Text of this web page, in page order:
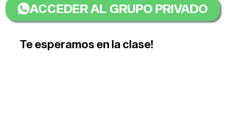
ACCEDER AL GRUPO PRIVADO
Te esperamos en la clase!